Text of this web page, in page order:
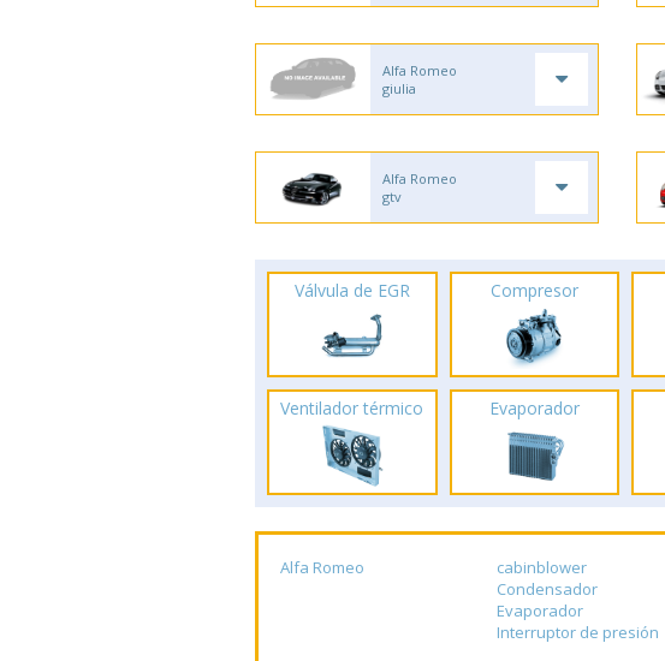
Alfa Romeo
giulia
Alfa Romeo
gtv
Válvula de EGR Compresor
Ventilador térmico Evaporador
Alfa Romeo cabinblower
Condensador
Evaporador
Interruptor de presión